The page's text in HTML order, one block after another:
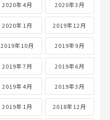
2020年4月 2020年3月
2020年1月 2019年12月
2019年10月 2019年9月
2019年7月 2019年6月
2019年4月 2019年3月
2019年1月 2018年12月